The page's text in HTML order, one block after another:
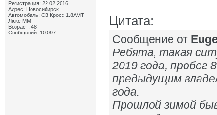
Регистрация: 22.02.2016
Адрес: Новосибирск
Автомобиль: СВ Кросс 1.8АМТ
Люкс ММ
Возраст: 48
Сообщений: 10,097
Цитата:
Сообщение от
Ребята, такая
2019 года, пробег
предыдущим
года.
Прошлой зимой